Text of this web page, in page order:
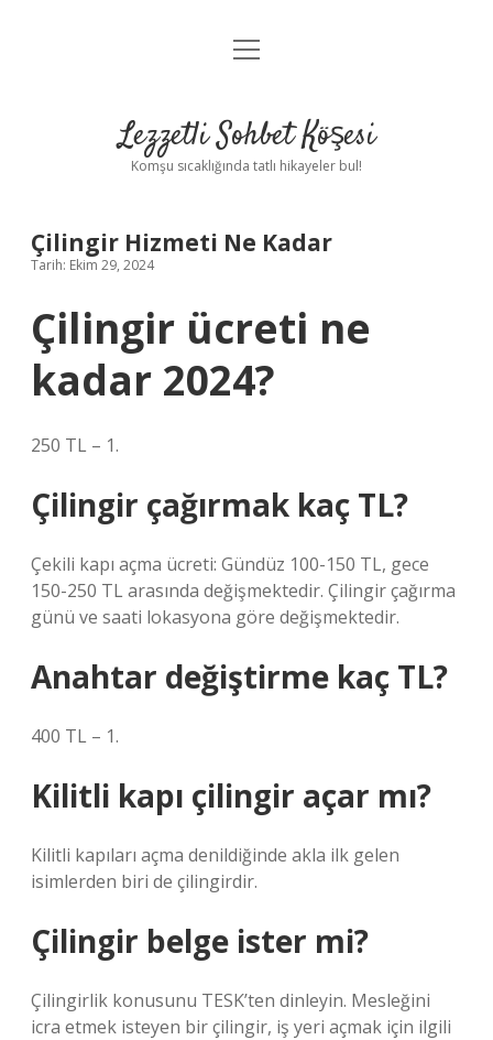
Anasayfa
Yasal Uyarı
menüyü
Lezzetli Sohbet Köşesi
Komşu sıcaklığında tatlı hikayeler bul!
Çilingir Hizmeti Ne Kadar
Tarih: Ekim 29, 2024
Çilingir ücreti ne
kadar 2024?
250 TL – 1.
Çilingir çağırmak kaç TL?
Çekili kapı açma ücreti: Gündüz 100-150 TL, gece
150-250 TL arasında değişmektedir. Çilingir çağırma
günü ve saati lokasyona göre değişmektedir.
Anahtar değiştirme kaç TL?
400 TL – 1.
Kilitli kapı çilingir açar mı?
Kilitli kapıları açma denildiğinde akla ilk gelen
isimlerden biri de çilingirdir.
Çilingir belge ister mi?
Çilingirlik konusunu TESK’ten dinleyin. Mesleğini
icra etmek isteyen bir çilingir, iş yeri açmak için ilgili